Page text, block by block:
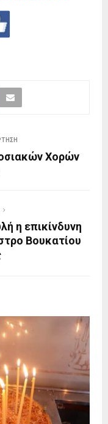
Χορών
η επικίνδυνη
Βουκατίου